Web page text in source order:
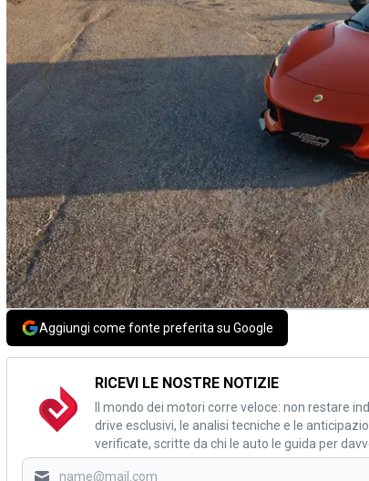
Aggiungi come fonte preferita su Google
RICEVI LE NOSTRE NOTIZIE
Il mondo dei motori corre veloce: non restare
drive esclusivi, le analisi tecniche e le
verificate, scritte da chi le auto le guida per